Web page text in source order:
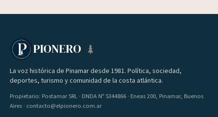
PIONERO
La voz histórica de Pinamar desde 1981. Política, sociedad,
deportes, turismo y comunidad de la costa atlántica.
Propietario: Postamar SRL · DNDA Nº 5344866 · Eneas 200, Pinamar, Buenos
Aires · contacto@elpionero.com.ar